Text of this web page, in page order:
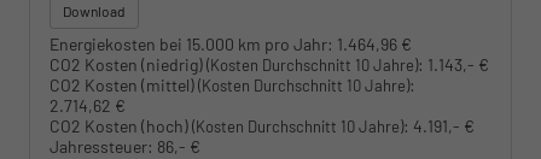
Download
Energiekosten bei 15.000 km pro Jahr: 1.464,96 €
CO2 Kosten (niedrig)(Kosten Durchschnitt 10 Jahre): 1.143,- €
CO2 Kosten (mittel)(Kosten Durchschnitt 10 Jahre):
2.714,62 €
CO2 Kosten (hoch)(Kosten Durchschnitt 10 Jahre): 4.191,- €
Jahressteuer: 86,- €